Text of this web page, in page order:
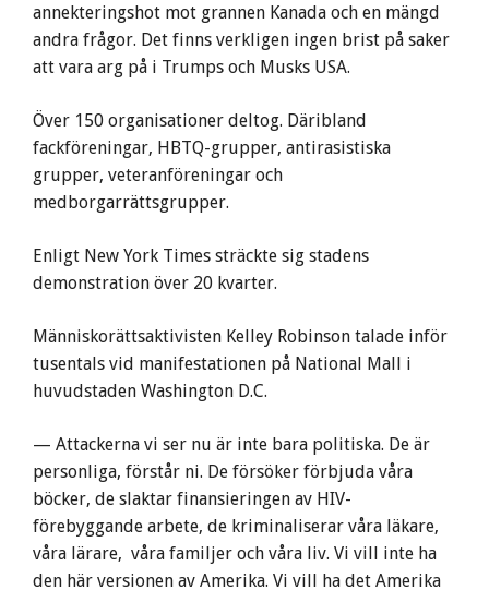
annekteringshot mot grannen Kanada och en mängd
andra frågor. Det finns verkligen ingen brist på saker
att vara arg på i Trumps och Musks USA.
Över 150 organisationer deltog. Däribland
fackföreningar, HBTQ-grupper, antirasistiska
grupper, veteranföreningar och
medborgarrättsgrupper.
Enligt New York Times sträckte sig stadens
demonstration över 20 kvarter.
Människorättsaktivisten Kelley Robinson talade inför
tusentals vid manifestationen på National Mall i
huvudstaden Washington D.C.
— Attackerna vi ser nu är inte bara politiska. De är
personliga, förstår ni. De försöker förbjuda våra
böcker, de slaktar finansieringen av HIV-
förebyggande arbete, de kriminaliserar våra läkare,
våra lärare, våra familjer och våra liv. Vi vill inte ha
den här versionen av Amerika. Vi vill ha det Amerika